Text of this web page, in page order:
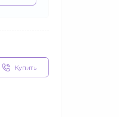
Купить